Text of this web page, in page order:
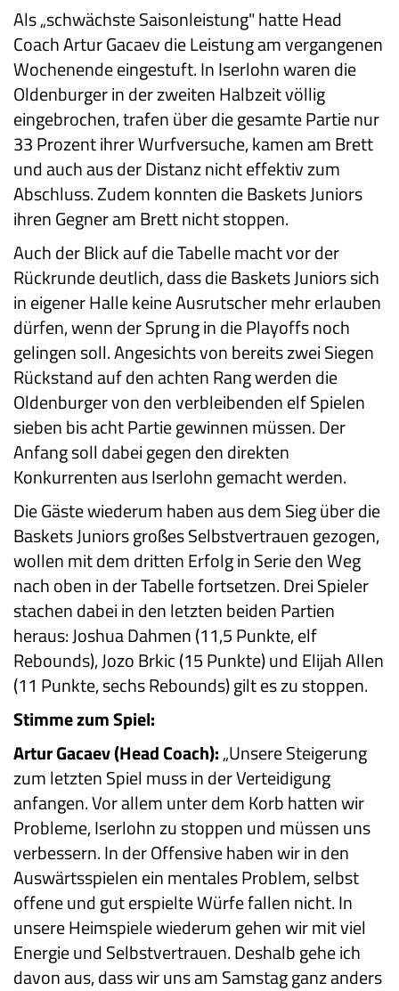
Als „schwächste Saisonleistung" hatte Head
Coach Artur Gacaev die Leistung am vergangenen
Wochenende eingestuft. In Iserlohn waren die
Oldenburger in der zweiten Halbzeit völlig
eingebrochen, trafen über die gesamte Partie nur
33 Prozent ihrer Wurfversuche, kamen am Brett
und auch aus der Distanz nicht effektiv zum
Abschluss. Zudem konnten die Baskets Juniors
ihren Gegner am Brett nicht stoppen.
Auch der Blick auf die Tabelle macht vor der
Rückrunde deutlich, dass die Baskets Juniors sich
in eigener Halle keine Ausrutscher mehr erlauben
dürfen, wenn der Sprung in die Playoffs noch
gelingen soll. Angesichts von bereits zwei Siegen
Rückstand auf den achten Rang werden die
Oldenburger von den verbleibenden elf Spielen
sieben bis acht Partie gewinnen müssen. Der
Anfang soll dabei gegen den direkten
Konkurrenten aus Iserlohn gemacht werden.
Die Gäste wiederum haben aus dem Sieg über die
Baskets Juniors großes Selbstvertrauen gezogen,
wollen mit dem dritten Erfolg in Serie den Weg
nach oben in der Tabelle fortsetzen. Drei Spieler
stachen dabei in den letzten beiden Partien
heraus: Joshua Dahmen (11,5 Punkte, elf
Rebounds), Jozo Brkic (15 Punkte) und Elijah Allen
(11 Punkte, sechs Rebounds) gilt es zu stoppen.
Stimme zum Spiel:
Artur Gacaev (Head Coach):„Unsere Steigerung
zum letzten Spiel muss in der Verteidigung
anfangen. Vor allem unter dem Korb hatten wir
Probleme, Iserlohn zu stoppen und müssen uns
verbessern. In der Offensive haben wir in den
Auswärtsspielen ein mentales Problem, selbst
offene und gut erspielte Würfe fallen nicht. In
unsere Heimspiele wiederum gehen wir mit viel
Energie und Selbstvertrauen. Deshalb gehe ich
davon aus, dass wir uns am Samstag ganz anders